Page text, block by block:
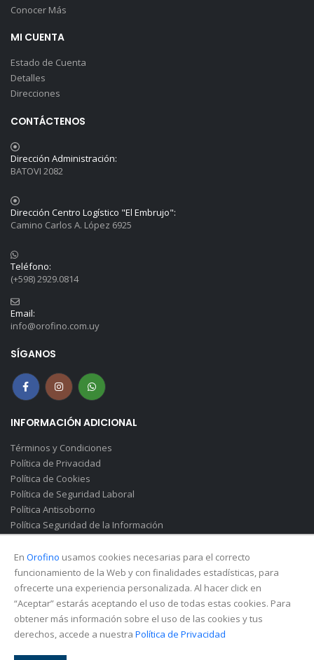
Conocer Más
MI CUENTA
Estado de Cuenta
Detalles
Direcciones
CONTÁCTENOS
Dirección Administración:
BATOVI 2082
Dirección Centro Logístico "El Embrujo":
Camino Carlos A. López 6925
Teléfono:
(+598) 2929.0814
Email:
info@orofino.com.uy
SÍGANOS
INFORMACIÓN ADICIONAL
Términos y Condiciones
Política de Privacidad
Política de Cookies
Política de Seguridad Laboral
Política Antisoborno
Política Seguridad de la Información
En Orofino usamos cookies necesarias para el correcto
funcionamiento de la Web y con finalidades estadísticas, para
ofrecerte una experiencia personalizada. Al hacer click en
“Aceptar” estarás aceptando el uso de todas estas cookies. Para
obtener más información sobre el uso de las cookies y tus
derechos, accede a nuestra Política de Privacidad